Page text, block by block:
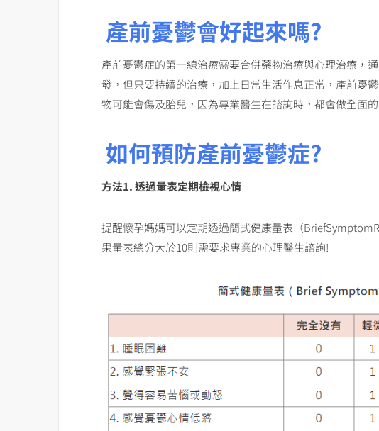
產前憂鬱會好起來嗎?
產前憂鬱症的第一線治療需要合併藥物治療與心理治療，
發，但只要持續的治療，加上日常生活作息正常，產前憂
物可能會傷及胎兒，因為專業醫生在諮詢時，都會做全面
如何預防產前憂鬱症?
方法1. 透過量表定期檢視心情
提醒懷孕媽媽可以定期透過簡式健康量表（
果量表總分大於10則需要求專業的心理醫生諮詢!